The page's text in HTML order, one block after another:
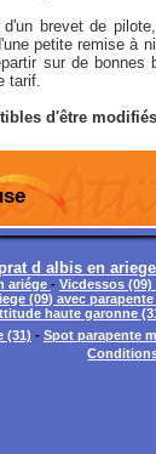
brevet de
petite remise à
sur de bonnes
tarif.
d'être
d albis en
ariége - Vicdessos
(09) avec
haute garonne
(31) - Spot parapente